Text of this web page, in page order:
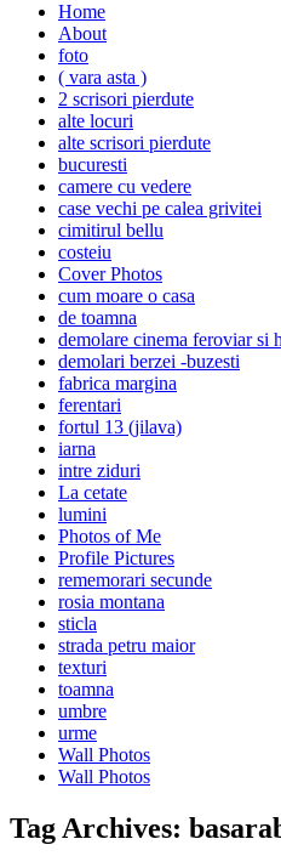
Home
About
foto
( vara asta )
2 scrisori pierdute
alte locuri
alte scrisori pierdute
bucuresti
camere cu vedere
case vechi pe calea grivitei
cimitirul bellu
costeiu
Cover Photos
cum moare o casa
de toamna
demolare cinema feroviar si
demolari berzei -buzesti
fabrica margina
ferentari
fortul 13 (jilava)
iarna
intre ziduri
La cetate
lumini
Photos of Me
Profile Pictures
rememorari secunde
rosia montana
sticla
strada petru maior
texturi
toamna
umbre
urme
Wall Photos
Wall Photos
Tag Archives: